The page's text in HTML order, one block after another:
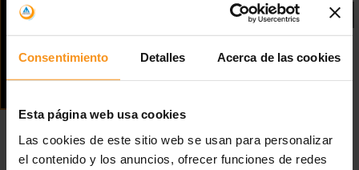
Consentimiento Detalles Acerca de las cookies
Esta página web usa cookies
Las cookies de este sitio web se usan para personalizar
el contenido y los anuncios, ofrecer funciones de redes
GRUPOS
Fecha de Nacimiento